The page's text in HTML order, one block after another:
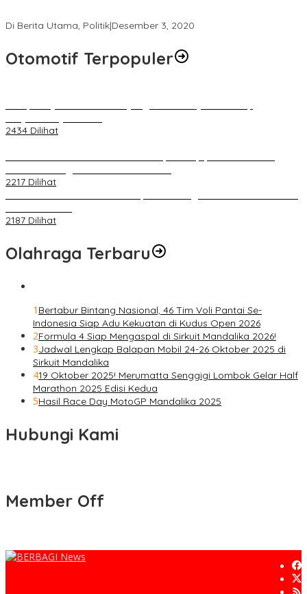
Di Berita Utama, Politik|Desember 3, 2020
Otomotif Terpopuler
2434 Dilihat
2217 Dilihat
2187 Dilihat
Olahraga Terbaru
1 Bertabur Bintang Nasional, 46 Tim Voli Pantai Se-
Indonesia Siap Adu Kekuatan di Kudus Open 2026
2Formula 4 Siap Mengaspal di Sirkuit Mandalika 2026!
3Jadwal Lengkap Balapan Mobil 24-26 Oktober 2025 di
Sirkuit Mandalika
419 Oktober 2025! Merumatta Senggigi Lombok Gelar Half
Marathon 2025 Edisi Kedua
5Hasil Race Day MotoGP Mandalika 2025
Hubungi Kami
Member Off